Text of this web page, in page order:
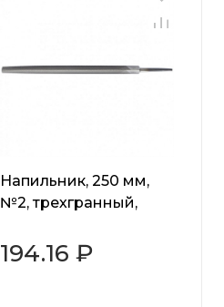
Напильник, 250 мм,
№2, трехгранный,
194.16 ₽